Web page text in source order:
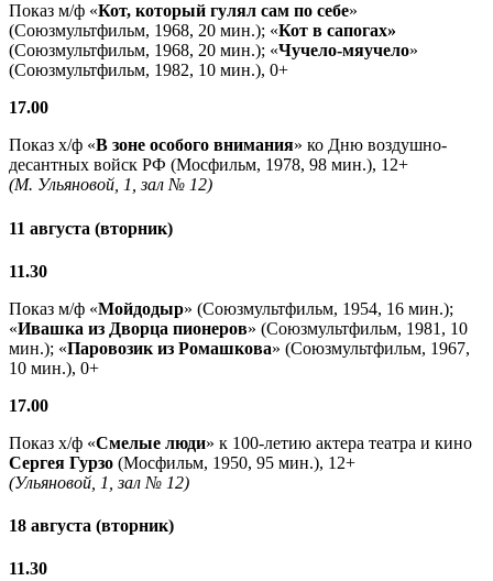
Показ м/ф «Кот, который гулял сам по себе»
(Союзмультфильм, 1968, 20 мин.); «Кот в сапогах»
(Союзмультфильм, 1968, 20 мин.); «Чучело-мяучело»
(Союзмультфильм, 1982, 10 мин.), 0+
17.00
Показ х/ф «В зоне особого внимания» ко Дню воздушно-
десантных войск РФ (Мосфильм, 1978, 98 мин.), 12+
(М. Ульяновой, 1, зал № 12)
11 августа (вторник)
11.30
Показ м/ф «Мойдодыр» (Союзмультфильм, 1954, 16 мин.);
«Ивашка из Дворца пионеров» (Союзмультфильм, 1981, 10
мин.); «Паровозик из Ромашкова» (Союзмультфильм, 1967,
10 мин.), 0+
17.00
Показ х/ф «Смелые люди» к 100-летию актера театра и кино
Сергея Гурзо (Мосфильм, 1950, 95 мин.), 12+
(Ульяновой, 1, зал № 12)
18 августа (вторник)
11.30